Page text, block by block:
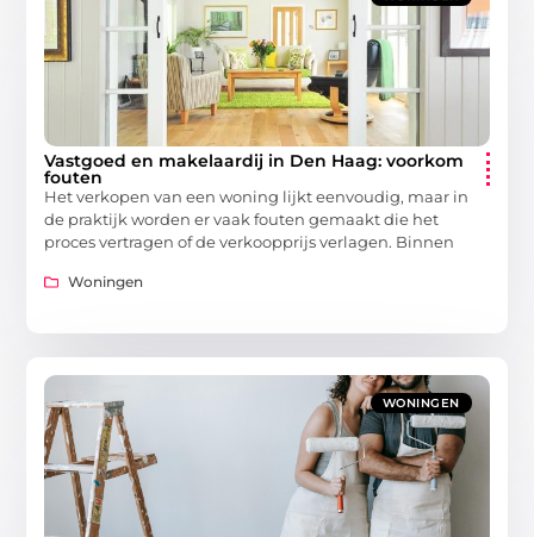
Vastgoed en makelaardij in Den Haag: voorkom
fouten
Het verkopen van een woning lijkt eenvoudig, maar in
de praktijk worden er vaak fouten gemaakt die het
proces vertragen of de verkoopprijs verlagen. Binnen
Woningen
WONINGEN